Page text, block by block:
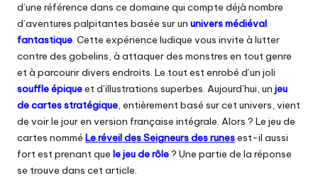
d’une référence dans ce domaine qui compte déjà nombre
d’aventures palpitantes basée sur un univers médiéval
fantastique. Cette expérience ludique vous invite à lutter
contre des gobelins, à attaquer des monstres en tout genre
et à parcourir divers endroits. Le tout est enrobé d’un joli
souffle épiqueet d’illustrations superbes. Aujourd’hui, un jeu
de cartes stratégique, entièrement basé sur cet univers, vient
de voir le jour en version française intégrale. Alors ? Le jeu de
cartes nommé Le réveil des Seigneurs des runesest-il aussi
fort est prenant que le jeu de rôle? Une partie de la réponse
se trouve dans cet article.